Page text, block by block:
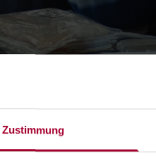
Zustimmung
gemeinsam. | ©
Auftrag: